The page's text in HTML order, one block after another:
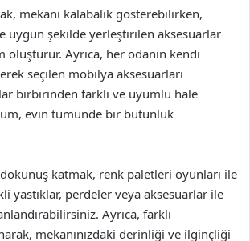
mekanı kalabalık gösterebilirken,
uygun şekilde yerleştirilen aksesuarlar
Ayrıca, her odanın kendi
seçilen mobilya aksesuarları
birbirinden farklı ve uyumlu hale
evin tümünde bir bütünlük
katmak, renk paletleri oyunları ile
yastıklar, perdeler veya aksesuarlar ile
Ayrıca, farklı
mekanınızdaki derinliği ve ilginçliği